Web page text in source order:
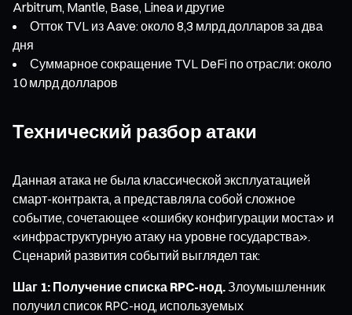
Arbitrum, Mantle, Base, Linea и другие
Отток TVL из Aave: около 8,3 млрд долларов за два
дня
Суммарное сокращение TVL DeFi по отрасли: около
10 млрд долларов
Технический разбор атаки
Данная атака не была классической эксплуатацией
смарт-контракта, а представляла собой сложное
событие, сочетающее «ошибку конфигурации моста» и
«инфраструктурную атаку на уровне государства».
Сценарий развития событий выглядел так:
Шаг 1: Получение списка RPC-нод.Злоумышленник
получил список RPC-нод, используемых